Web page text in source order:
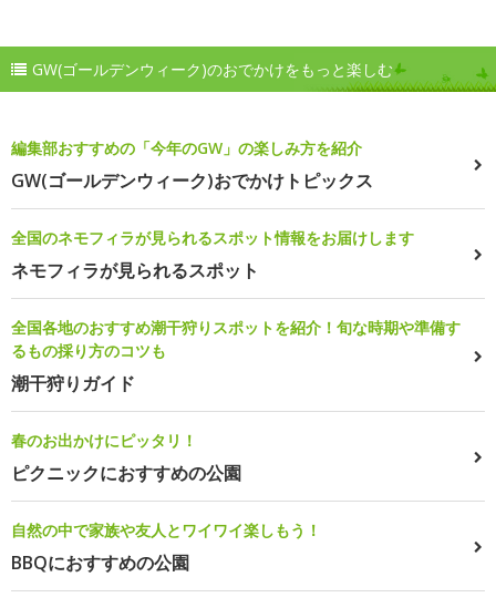
GW(ゴールデンウィーク)のおでかけをもっと楽しむ
編集部おすすめの「今年のGW」の楽しみ方を紹介
GW(ゴールデンウィーク)おでかけトピックス
全国のネモフィラが見られるスポット情報をお届けします
ネモフィラが見られるスポット
全国各地のおすすめ潮干狩りスポットを紹介！旬な時期や準備す
るもの採り方のコツも
潮干狩りガイド
春のお出かけにピッタリ！
ピクニックにおすすめの公園
自然の中で家族や友人とワイワイ楽しもう！
BBQにおすすめの公園